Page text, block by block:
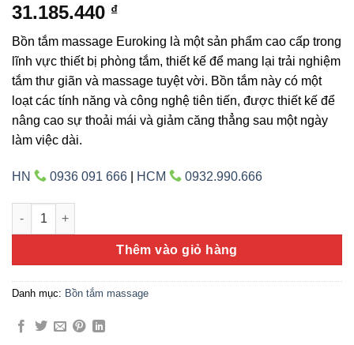
31.185.440 ₫
Bồn tắm massage Euroking là một sản phẩm cao cấp trong
lĩnh vực thiết bị phòng tắm, thiết kế để mang lại trải nghiệm
tắm thư giãn và massage tuyệt vời. Bồn tắm này có một
loạt các tính năng và công nghệ tiên tiến, được thiết kế để
nâng cao sự thoải mái và giảm căng thẳng sau một ngày
làm việc dài.
HN 0936 091 666 HCM 0932.990.666
Euroking EU-6600 số lượng
Thêm vào giỏ hàng
Danh mục: Bồn tắm massage